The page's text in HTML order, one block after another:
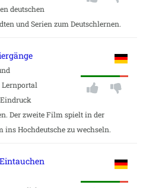
deutschen
und Serien zum Deutschlernen.
Der zweite Film spielt in der
Hochdeutsche zu wechseln.